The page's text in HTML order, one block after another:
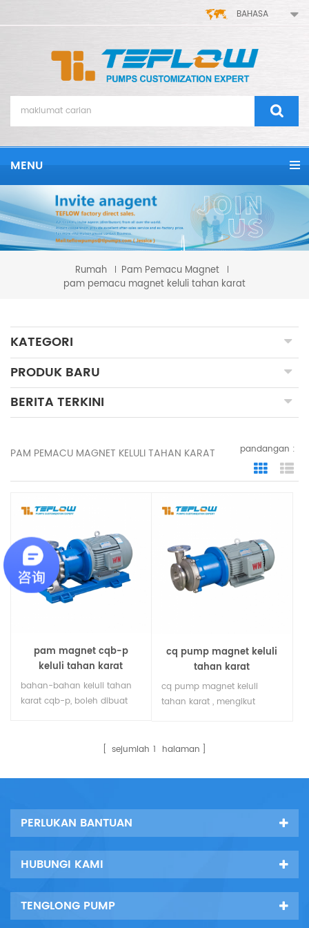
BAHASA
MENU
Rumah
Pam Pemacu Magnet
pam pemacu magnet keluli tahan karat
KATEGORI
PRODUK BARU
BERITA TERKINI
PAM PEMACU MAGNET KELULI TAHAN KARAT
pandangan :
Grid View
pam magnet cqb-p
keluli tahan karat
bahan-bahan keluli tahan
karat cqb-p, boleh dibuat
ss304 dan ss316 dan ss316l,
industri perubatan dan
asid sulfurik, asid nitrik, asid
hidroklorik dan cecair yang
mengakis, boleh menahan
200 darjah celsius suhu
tinggi.
cq pump magnet keluli
tahan karat
cq pump magnet keluli
tahan karat , mengikut
karat, struktur mudah,
kecil, bunyi rendah.
sejumlah 1 halaman
PERLUKAN BANTUAN
HUBUNGI KAMI
TENGLONG PUMP